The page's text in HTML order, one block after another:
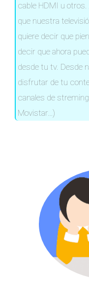
cable HDMI u
que nuestra
quiere decir que
decir que ahora
desde tu tv. Desde
disfrutar de tu
canales de
Movistar…)